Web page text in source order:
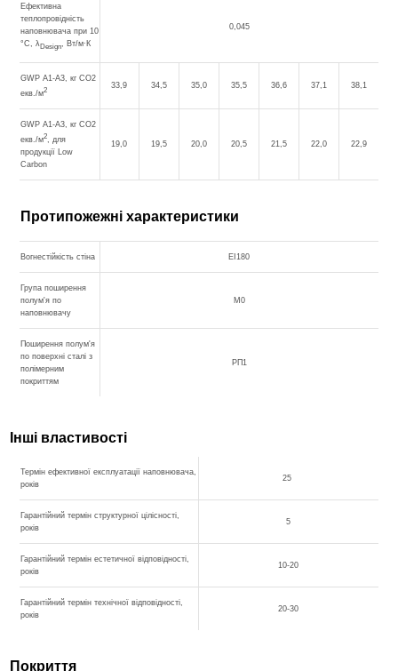
Ефективна
теплопровідність
наповнювача при 10
°С, λDesign , Вт/м∙К
0,045
GWP A1-A3, кг CO2
екв./м2
33,9 34,5 35,0 35,5 36,6 37,1 38,1
GWP A1-A3, кг CO2
екв./м2, для
продукції Low
Carbon
19,0 19,5 20,0 20,5 21,5 22,0 22,9
Протипожежні характеристики
Вогнестійкість стіна EI180
Група поширення
полум'я по
наповнювачу
М0
Поширення полум'я
по поверхні сталі з
полімерним
покриттям
РП1
Інші властивості
Термін ефективної експлуатації наповнювача,
років
25
Гарантійний термін структурної цілісності,
років
5
Гарантійний термін естетичної відповідності,
років
10-20
Гарантійний термін технічної відповідності,
років
20-30
Покриття